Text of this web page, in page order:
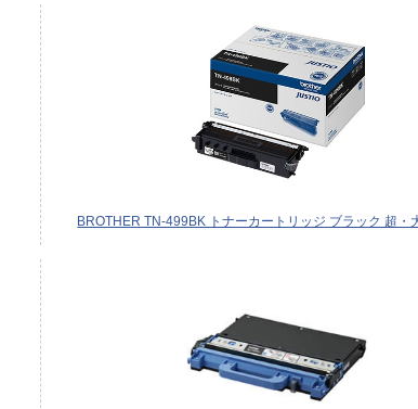
BROTHER TN-499BK トナーカートリッジ ブラック 超・